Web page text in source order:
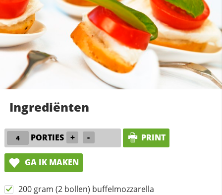
Ingrediënten
PORTIES + - PRINT
GA IK MAKEN
200 gram (2 bollen) buffelmozzarella